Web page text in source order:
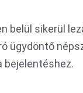
belül sikerül
ügydöntő
bejelentéshez.